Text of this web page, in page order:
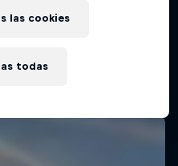
todas
las cookies